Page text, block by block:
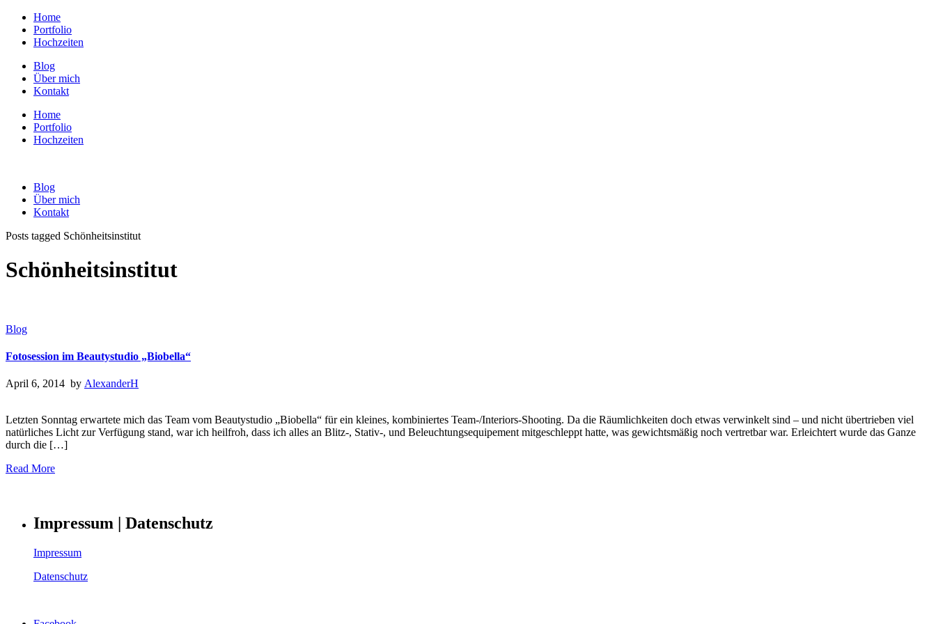
Home
Portfolio
Hochzeiten
Blog
Über mich
Kontakt
Home
Portfolio
Hochzeiten
Blog
Über mich
Kontakt
Posts tagged Schönheitsinstitut
Schönheitsinstitut
Blog
Fotosession im Beautystudio „Biobella“
April 6, 2014 by AlexanderH
Letzten Sonntag erwartete mich das Team vom Beautystudio „Biobella“ für ein kleines, kombiniertes Team-/Interiors-Shooting. Da die Räumlichkeiten doch etwas verwinkelt sind – und nicht übertrieben viel
natürliches Licht zur Verfügung stand, war ich heilfroh, dass ich alles an Blitz-, Stativ-, und Beleuchtungsequipement mitgeschleppt hatte, was gewichtsmäßig noch vertretbar war. Erleichtert wurde das Ganze
durch die […]
Read More
Impressum | Datenschutz
Impressum
Datenschutz